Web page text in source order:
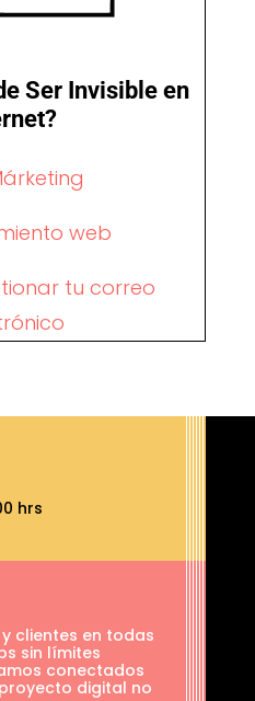
Ser Invisible en
web
tu correo
hrs
clientes en todas
sin límites
conectados
digital no